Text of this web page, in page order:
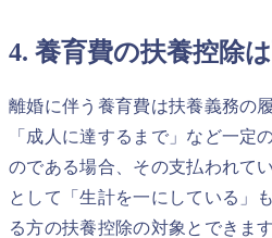
4. 養育費の扶養控除
離婚に伴う養育費は扶養義務の
「成人に達するまで」など一定
のである場合、その支払われて
として「生計を一にしている」
る方の扶養控除の対象とできま